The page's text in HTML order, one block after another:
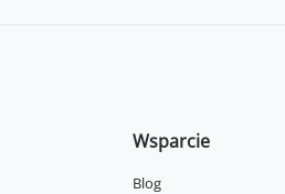
Wsparcie
Blog